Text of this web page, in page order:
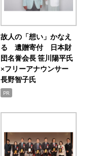
故人の「想い」かなえ
る 遺贈寄付 日本財
団名誉会長 笹川陽平氏
×フリーアナウンサー
長野智子氏
PR